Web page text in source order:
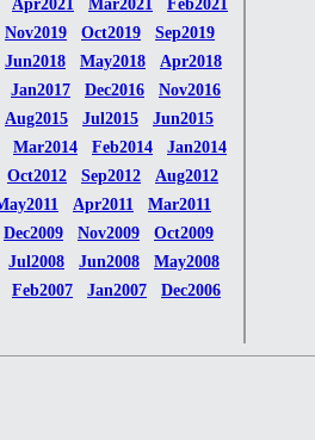
Apr2021 Mar2021
Feb2021
Nov2019 Oct2019
Sep2019
Jun2018 May2018
Apr2018
Jan2017 Dec2016
Nov2016
Aug2015 Jul2015
Jun2015
Mar2014 Feb2014
Jan2014
Oct2012 Sep2012
Aug2012
Apr2011
Mar2011
Dec2009 Nov2009
Oct2009
Jul2008 Jun2008
May2008
Feb2007 Jan2007
Dec2006